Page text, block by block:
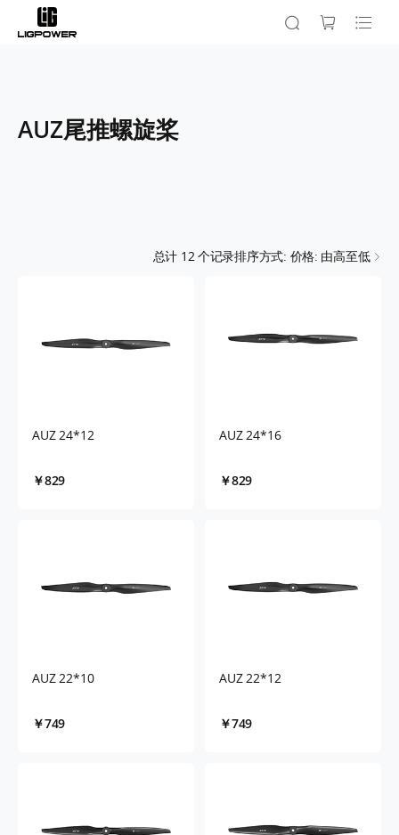
AUZ尾推螺旋桨
总计 12个记录排序方式: 价格: 由高至低
AUZ 24*12
￥829
AUZ 24*16
￥829
AUZ 22*10
￥749
AUZ 22*12
￥749